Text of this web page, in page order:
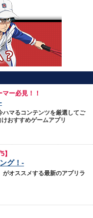
ー必見！！
ハマるコンテンツを厳選してご
おすすめゲームアプリ
】
グ！-
オススメする最新のアプリラ